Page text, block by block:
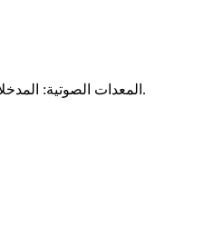
(1) المعدات الصوتية: المدخلات ، مكبر الصوت الإخراج ، مكبر الصوت المتوازن ، مكبر الصوت ، مضخم الصوت ، مضخم الطاقة.